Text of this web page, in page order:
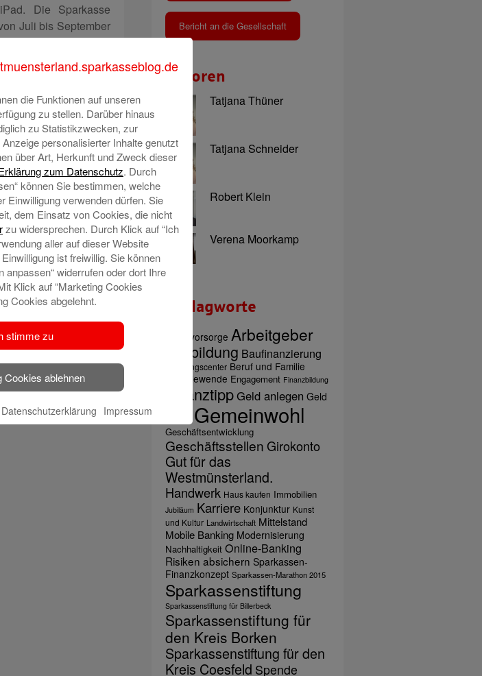
Die Sparkasse
Juli bis September
haben ein
Banking-Zugangs
und hatte Glück.
Sie sich doch
Bericht an die Gesellschaft
Autoren
Tatjana Thüner
Tatjana Schneider
Robert Klein
Verena Moorkamp
Schlagworte
Altersvorsorge Arbeitgeber
Ausbildung Baufinanzierung
Beratungscenter Beruf und Familie
Energiewende Engagement Finanzbildung
FinanztippGeld anlegen Geld
Gemeinwohl
Geschäftsentwicklung
Geschäftsstellen Girokonto
Gut für das
Westmünsterland.
Handwerk Haus kaufen Immobilien
Jubiläum Karriere Konjunktur Kunst
und Kultur Landwirtschaft Mittelstand
Mobile Banking Modernisierung
Nachhaltigkeit Online-Banking
Risiken absichern Sparkassen-
Finanzkonzept Sparkassen-Marathon 2015
Sparkassenstiftung
Sparkassenstiftung für Billerbeck
Sparkassenstiftung für
den Kreis Borken
Sparkassenstiftung für den
Kreis Coesfeld Spende
die Funktionen auf unseren
zu stellen. Darüber hinaus
zu Statistikzwecken, zur
personalisierter Inhalte genutzt
über Art, Herkunft und Zweck dieser
zum Datenschutz. Durch
können Sie bestimmen, welche
Einwilligung verwenden dürfen. Sie
dem Einsatz von Cookies, die nicht
zu widersprechen. Durch Klick auf “Ich
aller auf dieser Website
ist freiwillig. Sie können
anpassen“ widerrufen oder dort Ihre
Klick auf “Marketing Cookies
Cookies abgelehnt.
stimme zu
Cookies ablehnen
Datenschutzerklärung Impressum